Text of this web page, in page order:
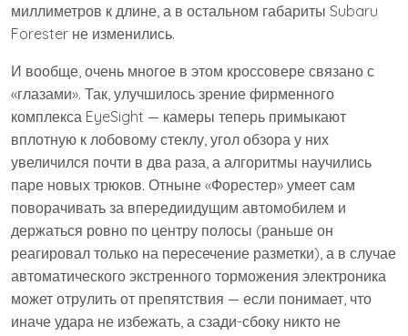
миллиметров к длине, а в остальном габариты Subaru
Forester не изменились.
И вообще, очень многое в этом кроссовере связано с
«глазами». Так, улучшилось зрение фирменного
комплекса EyeSight — камеры теперь примыкают
вплотную к лобовому стеклу, угол обзора у них
увеличился почти в два раза, а алгоритмы научились
паре новых трюков. Отныне «Форестер» умеет сам
поворачивать за впередиидущим автомобилем и
держаться ровно по центру полосы (раньше он
реагировал только на пересечение разметки), а в случае
автоматического экстренного торможения электроника
может отрулить от препятствия — если понимает, что
иначе удара не избежать, а сзади-сбоку никто не